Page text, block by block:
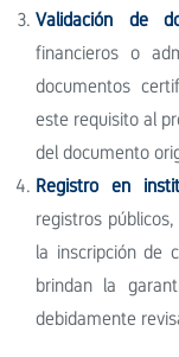
Validación de
financieros o
documentos
este requisito al
del documento
Registro en
registros
la inscripción de
brindan la
debidamente